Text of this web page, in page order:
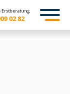
Erstberatung
02 82